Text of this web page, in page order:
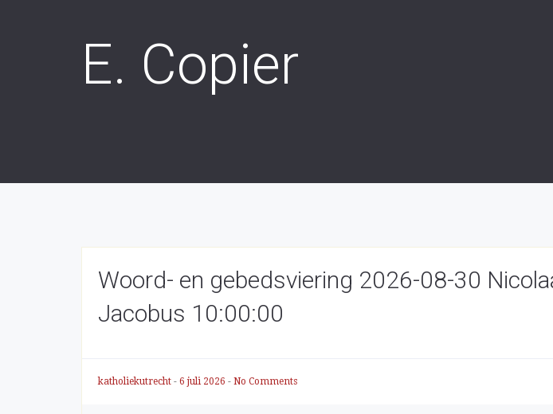
E. Copier
Woord- en gebedsviering 2026-08-30
Jacobus 10:00:00
katholiekutrecht - 6 juli 2026 - No Comments